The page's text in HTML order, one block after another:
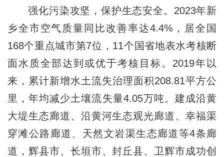
强化污染攻坚，保护生态安全。2023年新
乡全市空气质量同比改善率达4.4%，居全国
168个重点城市第7位，11个国省地表水考核断
面水质全部达到或优于考核目标。2019年以
来，累计新增水土流失治理面积208.81平方公
里，年均减少土壤流失量4.05万吨。建成沿黄
大堤生态廊道、沿黄河生态观光廊道、幸福渠
穿滩公路廊道、天然文岩渠生态廊道等4条廊
道，辉县市、长垣市、封丘县、卫辉市成功创